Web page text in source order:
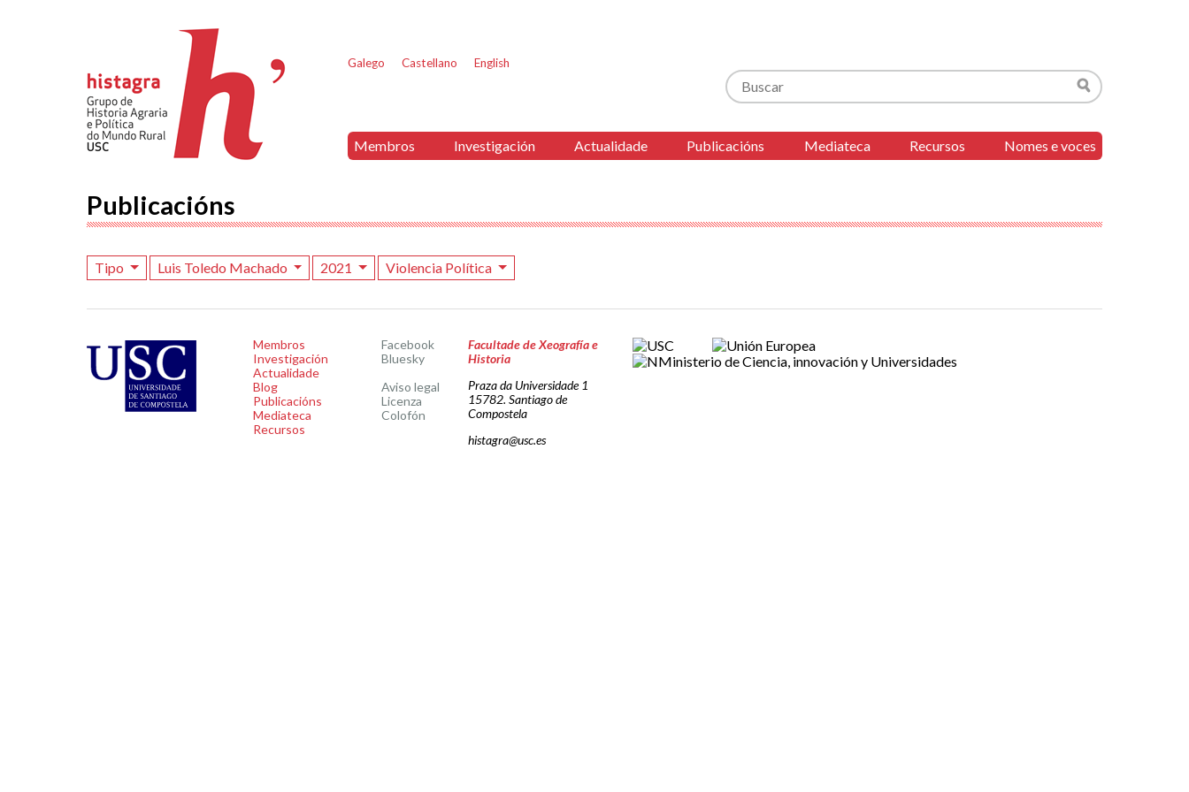
Galego Castellano English
Buscar
Buscar
Membros Investigación Actualidade Publicacións Mediateca Recursos Nomes e voces
Publicacións
Tipo Luis Toledo Machado 2021 Violencia Política
Membros
Investigación
Actualidade
Blog
Publicacións
Mediateca
Recursos
Facebook
Bluesky
Aviso legal
Licenza
Colofón
Facultade de Xeografía e
Historia
Praza da Universidade 1
15782. Santiago de
Compostela
histagra@usc.es